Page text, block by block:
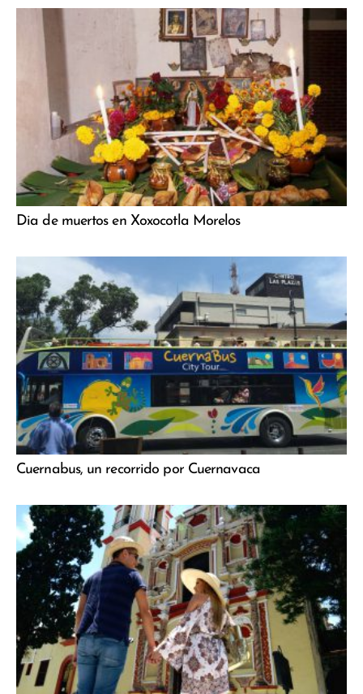
Dia de muertos en Xoxocotla Morelos
Cuernabus, un recorrido por Cuernavaca